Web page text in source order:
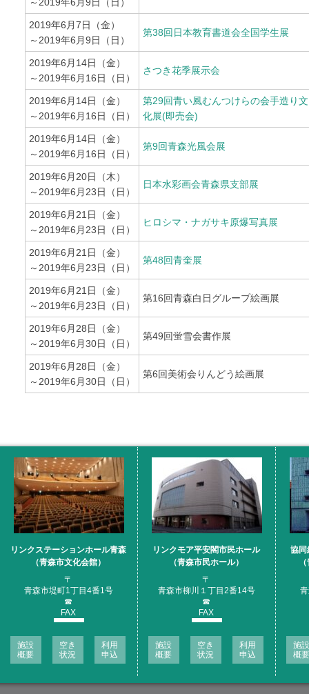
2019年6月7日（金）
～2019年6月9日（日）
第38回日本教育書道会全国学生展
2019年6月14日（金）
～2019年6月16日（日）
さつき花季展示会
2019年6月14日（金）
～2019年6月16日（日）
第29回青い風むんつけらの会手造り文
化展(即売会)
2019年6月14日（金）
～2019年6月16日（日）
第9回青森光風会展
2019年6月20日（木）
～2019年6月23日（日）
日本水彩画会青森県支部展
2019年6月21日（金）
～2019年6月23日（日）
ヒロシマ・ナガサキ原爆写真展
2019年6月21日（金）
～2019年6月23日（日）
第48回青奎展
2019年6月21日（金）
～2019年6月23日（日）
第16回青森白日グループ絵画展
2019年6月28日（金）
～2019年6月30日（日）
第49回蛍雪会書作展
2019年6月28日（金）
～2019年6月30日（日）
第6回美術会りんどう絵画展
リンクステーションホール青森
（青森市文化会館）
〒
青森市堤町1丁目4番1号
☎
FAX
施設
概要
空き
状況
利用
申込
リンクモア平安閣市民ホール
（青森市民ホール）
〒
青森市柳川１丁目2番14号
☎
FAX
施設
概要
空き
状況
利用
申込
協同
施
概